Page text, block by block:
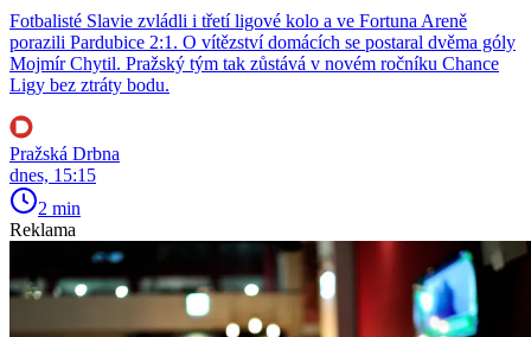
Fotbalisté Slavie zvládli i třetí ligové kolo a ve Fortuna Areně
porazili Pardubice 2:1. O vítězství domácích se postaral dvěma góly
Mojmír Chytil. Pražský tým tak zůstává v novém ročníku Chance
Ligy bez ztráty bodu.
Pražská Drbna
dnes, 15:15
2 min
Reklama